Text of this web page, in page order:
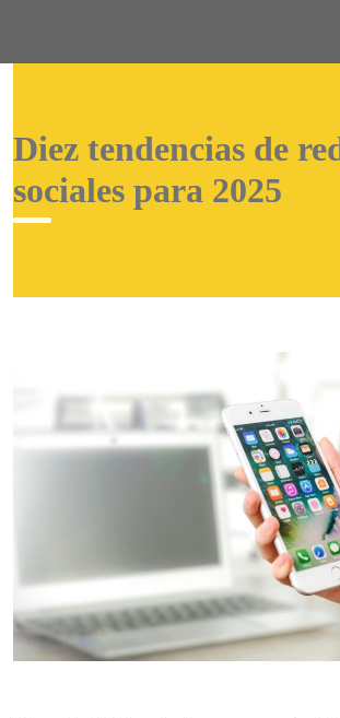
Diez tendencias de
sociales para 2025